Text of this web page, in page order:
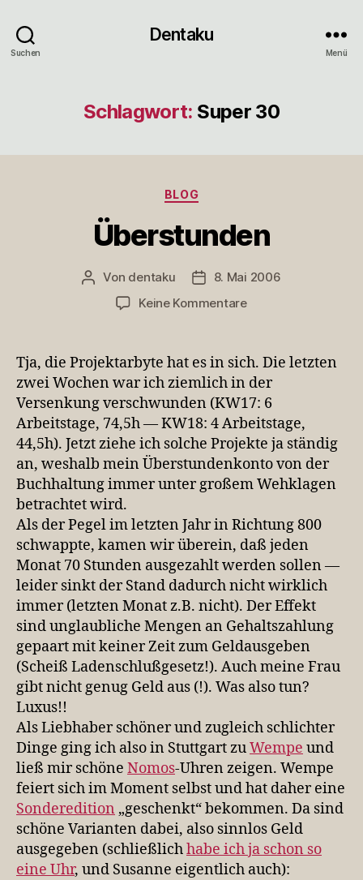
Suchen
Dentaku
Menü
Schlagwort: Super 30
Kategorien
BLOG
Überstunden
Beitragsautor
Von dentaku Veröffentlichungsdatum
8. Mai 2006
Keine Kommentarezu
Tja, die Projektarbyte hat es in sich. Die letzten
zwei Wochen war ich ziemlich in der
Versenkung verschwunden (KW17: 6
Arbeitstage, 74,5h — KW18: 4 Arbeitstage,
44,5h). Jetzt ziehe ich solche Projekte ja ständig
an, weshalb mein Überstundenkonto von der
Buchhaltung immer unter großem Wehklagen
betrachtet wird.
Als der Pegel im letzten Jahr in Richtung 800
schwappte, kamen wir überein, daß jeden
Monat 70 Stunden ausgezahlt werden sollen —
leider sinkt der Stand dadurch nicht wirklich
immer (letzten Monat z.B. nicht). Der Effekt
sind unglaubliche Mengen an Gehaltszahlung
gepaart mit keiner Zeit zum Geldausgeben
(Scheiß Ladenschlußgesetz!). Auch meine Frau
gibt nicht genug Geld aus (!). Was also tun?
Luxus!!
Als Liebhaber schöner und zugleich schlichter
Dinge ging ich also in Stuttgart zuWempe und
ließ mir schöne Nomos-Uhren zeigen. Wempe
feiert sich im Moment selbst und hat daher eine
Sonderedition „geschenkt“ bekommen. Da sind
schöne Varianten dabei, also sinnlos Geld
ausgegeben (schließlichhabe ich ja schon so
eine Uhr, und Susanne eigentlich auch):